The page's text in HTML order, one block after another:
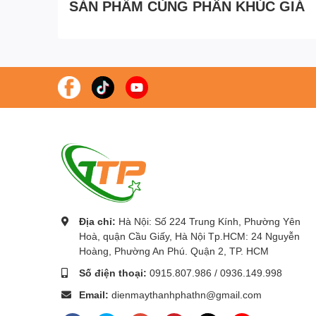
SẢN PHẨM CÙNG PHÂN KHÚC GIÁ
Địa chỉ: Hà Nội: Số 224 Trung Kính, Phường Yên
Hoà, quận Cầu Giấy, Hà Nội Tp.HCM: 24 Nguyễn
Hoàng, Phường An Phú. Quận 2, TP. HCM
Số điện thoại: 0915.807.986 / 0936.149.998
Email: dienmaythanhphathn@gmail.com